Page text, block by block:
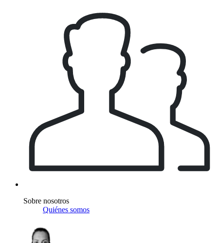
Sobre nosotros
Quiénes somos